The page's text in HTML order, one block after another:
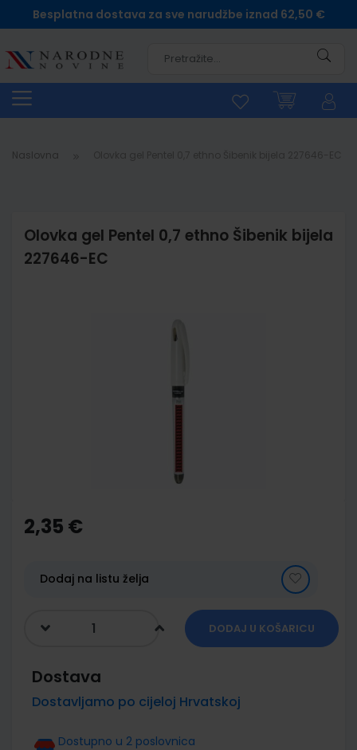
Besplatna dostava za sve narudžbe iznad 62,50 €
Naslovna
Olovka gel Pentel 0,7 ethno Šibenik bijela
227646-EC
the
beginning
gallery
2,35 €
Dodaj na listu želja
DODAJ U KOŠARICU
Dostava
Dostavljamo po cijeloj Hrvatskoj
Dostupno u 2 poslovnica